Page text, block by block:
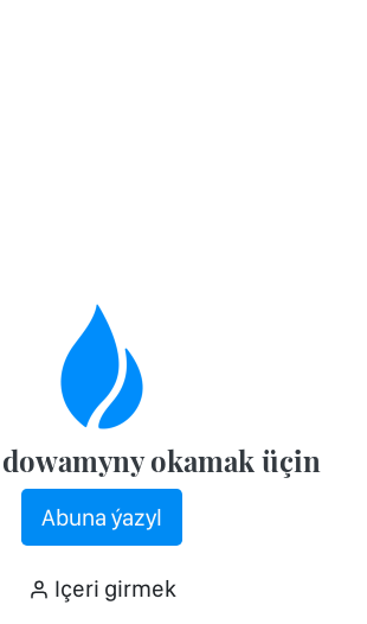
okamak üçin
Abuna ýazyl
Içeri girmek